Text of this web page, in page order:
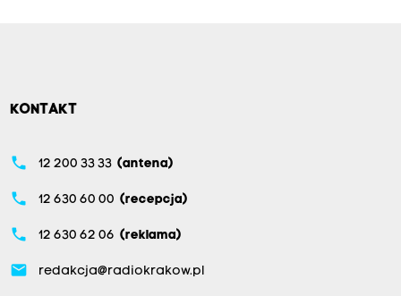
KONTAKT
phone 12 200 33 33 (antena)
phone 12 630 60 00 (recepcja)
phone 12 630 62 06 (reklama)
email redakcja@radiokrakow.pl